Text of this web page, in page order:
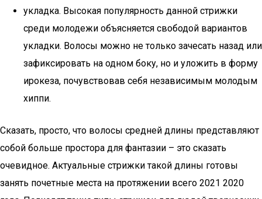
укладка. Высокая популярность данной стрижки
среди молодежи объясняется свободой вариантов
укладки. Волосы можно не только зачесать назад или
зафиксировать на одном боку, но и уложить в форму
ирокеза, почувствовав себя независимым молодым
хиппи.
Сказать, просто, что волосы средней длины представляют
собой больше простора для фантазии – это сказать
очевидное. Актуальные стрижки такой длины готовы
занять почетные места на протяжении всего 2021 2020